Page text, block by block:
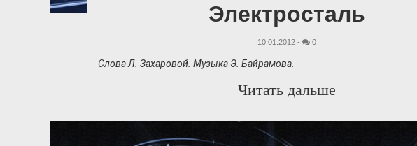
Электросталь
10.01.2012 - 0
Слова Л. Захаровой. Музыка Э. Байрамова.
Читать дальше